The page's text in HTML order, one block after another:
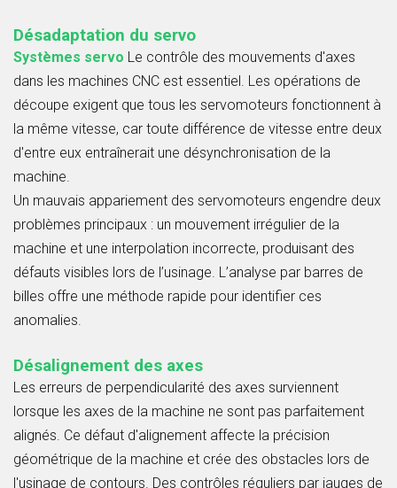
Désadaptation du servo
Systèmes servo Le contrôle des mouvements d'axes
dans les machines CNC est essentiel. Les opérations de
découpe exigent que tous les servomoteurs fonctionnent à
la même vitesse, car toute différence de vitesse entre deux
d'entre eux entraînerait une désynchronisation de la
machine.
Un mauvais appariement des servomoteurs engendre deux
problèmes principaux : un mouvement irrégulier de la
machine et une interpolation incorrecte, produisant des
défauts visibles lors de l’usinage. L’analyse par barres de
billes offre une méthode rapide pour identifier ces
anomalies.
Désalignement des axes
Les erreurs de perpendicularité des axes surviennent
lorsque les axes de la machine ne sont pas parfaitement
alignés. Ce défaut d'alignement affecte la précision
géométrique de la machine et crée des obstacles lors de
l'usinage de contours. Des contrôles réguliers par jauges de